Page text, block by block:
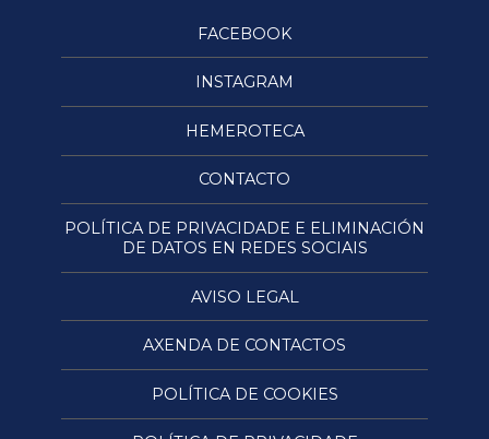
FACEBOOK
INSTAGRAM
HEMEROTECA
CONTACTO
POLÍTICA DE PRIVACIDADE E ELIMINACIÓN
DE DATOS EN REDES SOCIAIS
AVISO LEGAL
AXENDA DE CONTACTOS
POLÍTICA DE COOKIES